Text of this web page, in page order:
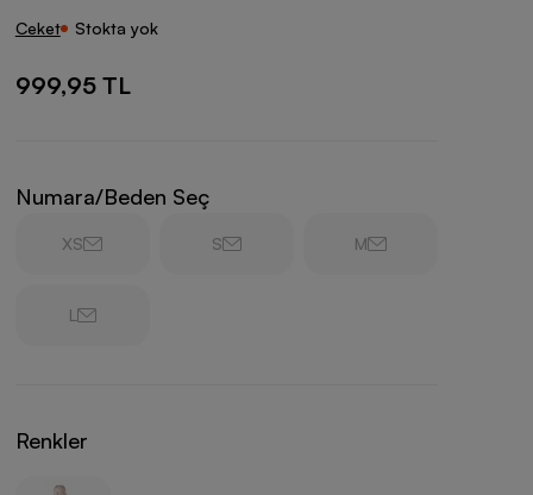
Ceket Stokta yok
999,95 TL
Numara/Beden Seç
XS S M
L
Renkler